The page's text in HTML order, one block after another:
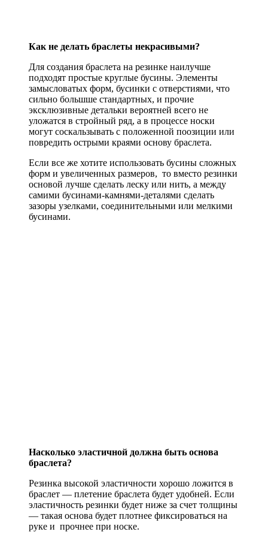
Как не делать браслеты некрасивыми?
Для создания браслета на резинке наилучше
подходят простые круглые бусины. Элементы
замысловатых форм, бусинки с отверстиями, что
сильно большше стандартных, и прочие
эксклюзивные детальки вероятней всего не
уложатся в стройный ряд, а в процессе носки
могут соскальзывать с положенной поозиции или
повредить острыми краями основу браслета.
Если все же хотите использовать бусины сложных
форм и увеличенных размеров, то вместо резинки
основой лучше сделать леску или нить, а между
самими бусинами-камнями-деталями сделать
зазоры узелками, соединительными или мелкими
бусинами.
Насколько эластичной должна быть основа
браслета?
Резинка высокой эластичности хорошо ложится в
браслет — плетение браслета будет удобней. Если
эластичность резинки будет ниже за счет толщины
— такая основа будет плотнее фиксироваться на
руке и прочнее при носке.